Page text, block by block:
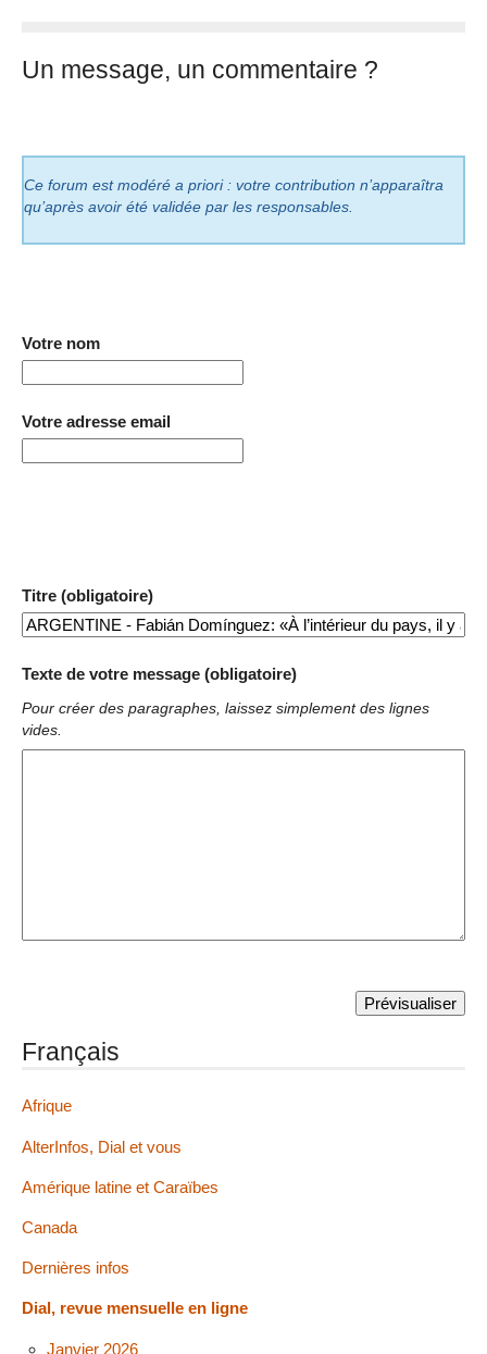
Un message, un commentaire ?
Ce forum est modéré a priori : votre contribution n’apparaîtra
qu’après avoir été validée par les responsables.
Votre nom
Votre adresse email
Titre (obligatoire)
Texte de votre message (obligatoire)
Pour créer des paragraphes, laissez simplement des lignes
vides.
Français
Afrique
AlterInfos, Dial et vous
Amérique latine et Caraïbes
Canada
Dernières infos
Dial, revue mensuelle en ligne
Janvier 2026